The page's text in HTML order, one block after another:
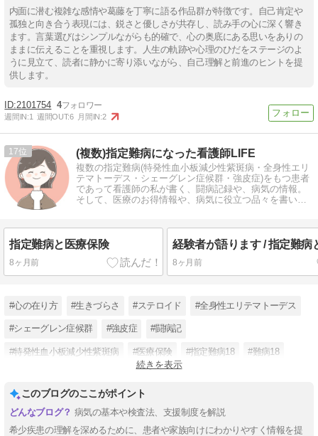
内面に潜む複雑な感情や葛藤を丁寧に語る作品群が特徴です。自己肯定や
孤独と向き合う表現には、鋭さと優しさが共存し、読み手の心に深く響き
ます。言葉選びはシンプルながらも的確で、心の奥底にある思いをありの
ままに伝えることを重視します。人生の軌跡や心理のひだをステージのよ
うに見立て、読者に静かに寄り添いながら、自己理解と前進のヒントを提
供します。
2101754 4
週間IN:1 週間OUT:6 月間IN:2
17 (複数)指定難病になった看護師LIFE
複数の指定難病(特発性血小板減少性紫斑病・全身性エリ
テマトーデス・シェーグレン症候群・強皮症)をもつ患者
であって看護師の私が書く、闘病記録や、病気の情報。
そして、医療のお得情報や、病気に役立つ品々を書いて
指定難病と医療保険
8ヶ月前
経験者が語ります / 指定難病
8ヶ月前
#心の在り方 #生きづらさ #ステロイド #全身性エリテマトーデス
#シェーグレン症候群 #強皮症 #闘病記
#特発性血小板減少性紫斑病 #医療保険 #指定難病18 #難病18
続きを表示
このブログのここがポイント
病気の基本や検査法、支援制度を解説
希少疾患の理解を深めるために、患者や家族向けにわかりやすく情報を提